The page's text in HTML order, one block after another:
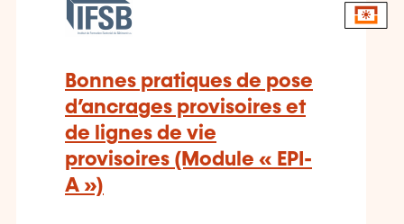
Bonnes pratiques de pose
d’ancrages provisoires et
de lignes de vie
provisoires (Module « EPI-
A »)